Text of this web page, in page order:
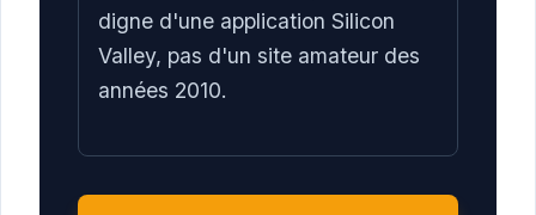
digne d'une application Silicon
Valley, pas d'un site amateur des
années 2010.